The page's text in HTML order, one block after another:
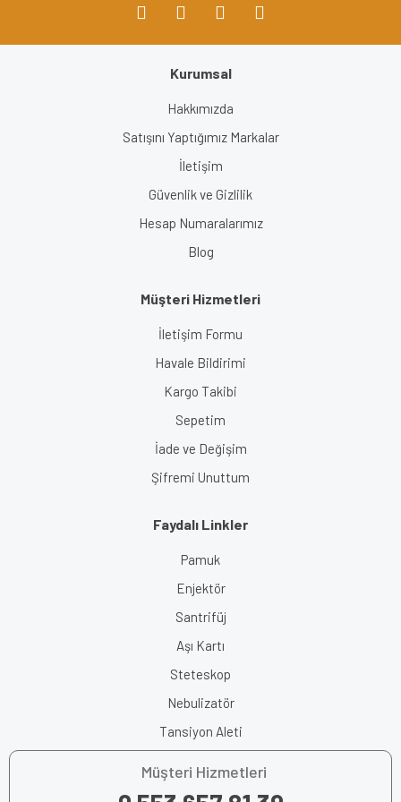
Kurumsal
Hakkımızda
Satışını Yaptığımız Markalar
İletişim
Güvenlik ve Gizlilik
Hesap Numaralarımız
Blog
Müşteri Hizmetleri
İletişim Formu
Havale Bildirimi
Kargo Takibi
Sepetim
İade ve Değişim
Şifremi Unuttum
Faydalı Linkler
Pamuk
Enjektör
Santrifüj
Aşı Kartı
Steteskop
Nebulizatör
Tansiyon Aleti
Müşteri Hizmetleri